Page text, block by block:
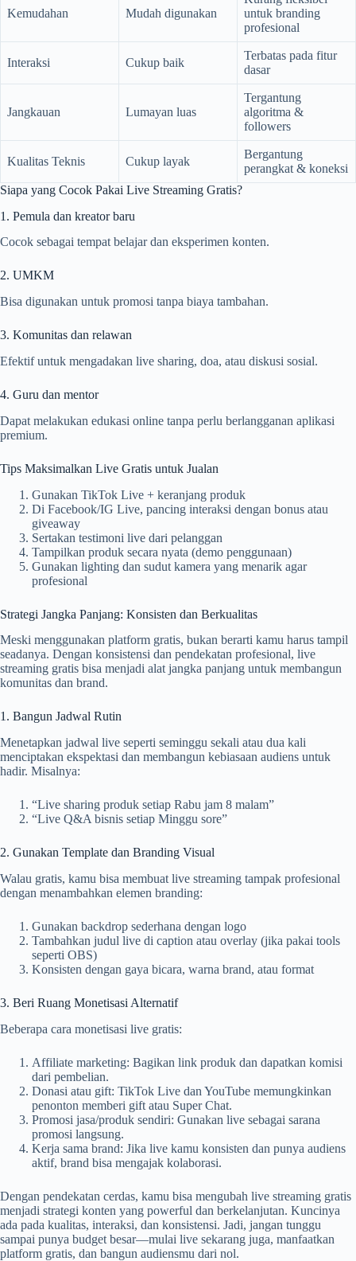
Kemudahan Mudah digunakan
untuk branding
profesional
Interaksi Cukup baik
Terbatas pada fitur
dasar
Jangkauan Lumayan luas
Tergantung
algoritma &
followers
Kualitas Teknis Cukup layak
Bergantung
perangkat & koneksi
Siapa yang Cocok Pakai Live Streaming Gratis?
1. Pemula dan kreator baru
Cocok sebagai tempat belajar dan eksperimen konten.
2. UMKM
Bisa digunakan untuk promosi tanpa biaya tambahan.
3. Komunitas dan relawan
Efektif untuk mengadakan live sharing, doa, atau diskusi sosial.
4. Guru dan mentor
Dapat melakukan edukasi online tanpa perlu berlangganan aplikasi
premium.
Tips Maksimalkan Live Gratis untuk Jualan
Gunakan TikTok Live + keranjang produk
Di Facebook/IG Live, pancing interaksi dengan bonus atau
giveaway
Sertakan testimoni live dari pelanggan
Tampilkan produk secara nyata (demo penggunaan)
Gunakan lighting dan sudut kamera yang menarik agar
profesional
Strategi Jangka Panjang: Konsisten dan Berkualitas
Meski menggunakan platform gratis, bukan berarti kamu harus tampil
seadanya. Dengan konsistensi dan pendekatan profesional, live
streaming gratis bisa menjadi alat jangka panjang untuk membangun
komunitas dan brand.
1. Bangun Jadwal Rutin
Menetapkan jadwal live seperti seminggu sekali atau dua kali
menciptakan ekspektasi dan membangun kebiasaan audiens untuk
hadir. Misalnya:
“Live sharing produk setiap Rabu jam 8 malam”
“Live Q&A bisnis setiap Minggu sore”
2. Gunakan Template dan Branding Visual
Walau gratis, kamu bisa membuat live streaming tampak profesional
dengan menambahkan elemen branding:
Gunakan backdrop sederhana dengan logo
Tambahkan judul live di caption atau overlay (jika pakai tools
seperti OBS)
Konsisten dengan gaya bicara, warna brand, atau format
3. Beri Ruang Monetisasi Alternatif
Beberapa cara monetisasi live gratis:
Affiliate marketing: Bagikan link produk dan dapatkan komisi
dari pembelian.
Donasi atau gift: TikTok Live dan YouTube memungkinkan
penonton memberi gift atau Super Chat.
Promosi jasa/produk sendiri: Gunakan live sebagai sarana
promosi langsung.
Kerja sama brand: Jika live kamu konsisten dan punya audiens
aktif, brand bisa mengajak kolaborasi.
Dengan pendekatan cerdas, kamu bisa mengubah live streaming gratis
menjadi strategi konten yang powerful dan berkelanjutan. Kuncinya
ada pada kualitas, interaksi, dan konsistensi. Jadi, jangan tunggu
sampai punya budget besar—mulai live sekarang juga, manfaatkan
platform gratis, dan bangun audiensmu dari nol.